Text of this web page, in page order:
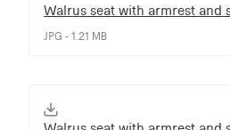
Walrus seat with armrest and
JPG - 1.21 MB